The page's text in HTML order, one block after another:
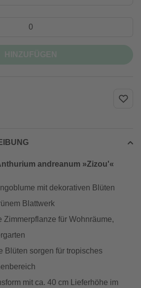
andreanum »Zizou'«
mit dekorativen Blüten
Blattwerk
Zimmerpflanze für Wohnräume,
Blüten sorgen für tropisches
mit ca. 40 cm Lieferhöhe im